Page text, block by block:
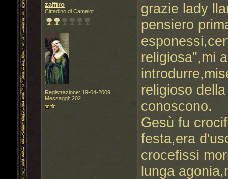
zaffiro
Cittadino di Camelot
Registrazione: 19-04-2009
Messaggi: 202
grazie lady
pensiero
religiosa",mi
religioso
conoscono.
Gesù fu
festa,era
crocefissi
lunga